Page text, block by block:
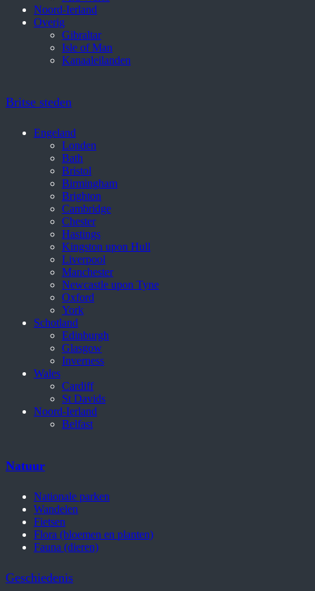
Noord-Ierland
Overig
Gibraltar
Isle of Man
Kanaaleilanden
Britse steden
Engeland
Londen
Bath
Bristol
Birmingham
Brighton
Cambridge
Chester
Hastings
Kingston upon Hull
Liverpool
Manchester
Newcastle upon Tyne
Oxford
York
Schotland
Edinburgh
Glasgow
Inverness
Wales
Cardiff
St Davids
Noord-Ierland
Belfast
Natuur
Nationale parken
Wandelen
Fietsen
Flora (bloemen en planten)
Fauna (dieren)
Geschiedenis